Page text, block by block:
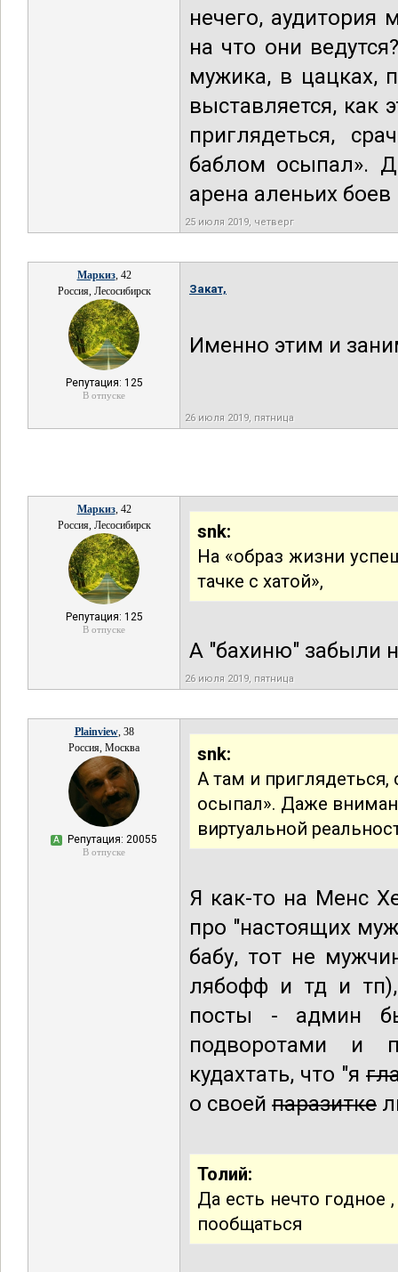
нечего, аудитория
на что они
мужика, в цацках,
выставляется, как
приглядеться,
баблом осыпал».
арена аленьих
25 июля 2019, четверг
Маркиз, 42
Россия, Лесосибирск
Репутация: 125
В отпуске
Закат,
Именно этим и
26 июля 2019, пятница
Маркиз, 42
Россия, Лесосибирск
Репутация: 125
В отпуске
snk:
На «образ жизни
тачке с хатой»,
А "бахиню" забыли
26 июля 2019, пятница
Plainview, 38
Россия, Москва
А Репутация: 20055
В отпуске
snk:
А там и
осыпал». Даже
виртуальной
Я как-то на Менс
про "настоящих
бабу, тот не
лябофф и тд и
посты - админ
подворотами и
кудахтать, что "я
о своей паразитке
Толий:
Да есть нечто
пообщаться